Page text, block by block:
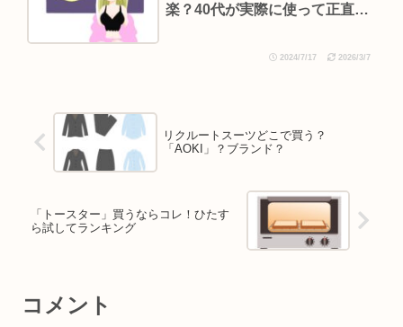
楽？40代が実際に使って正直比
2024/7/17 2026/3/7
リクルートスーツどこで買う？
「AOKI」？ブランド？
「トースター」買うならコレ！ひたす
ら試してランキング
コメント